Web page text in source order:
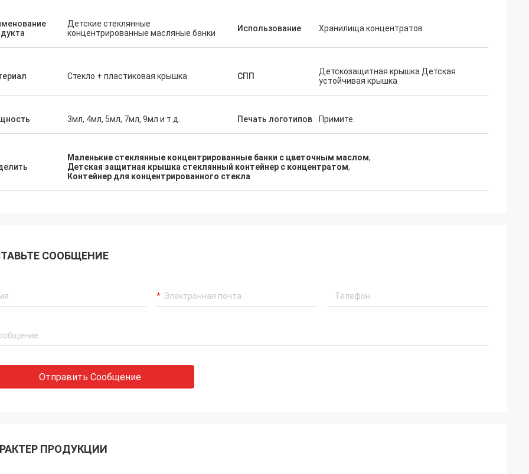
Детские стеклянные
концентрированные масляные банки
Использование Хранилища концентратов
Стекло + пластиковая крышка СПП
Детскозащитная крышка Детская
устойчивая крышка
3мл, 4мл, 5мл, 7мл, 9мл и т.д. Печать логотипов Примите.
Маленькие стеклянные концентрированные банки с цветочным маслом,
Детская защитная крышка стеклянный контейнер с концентратом,
Контейнер для концентрированного стекла
СООБЩЕНИЕ
Отправить Сообщение
ПРОДУКЦИИ